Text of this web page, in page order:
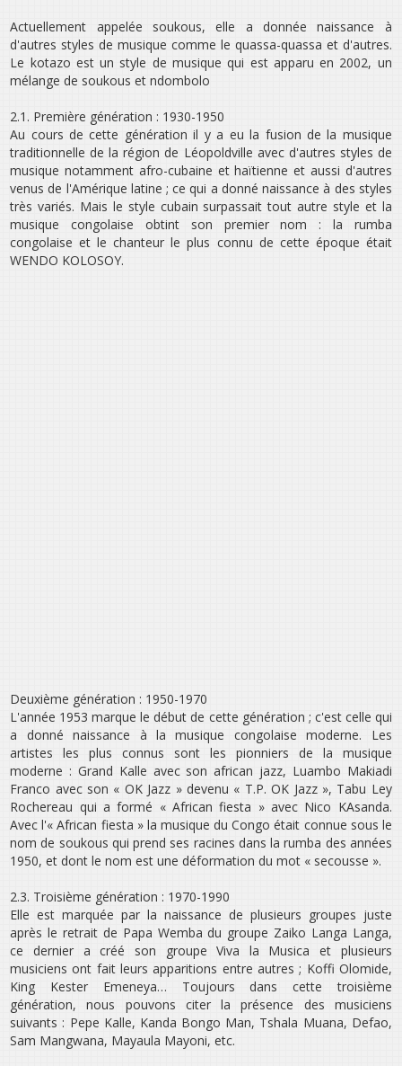
Actuellement appelée soukous, elle a donnée naissance à
d'autres styles de musique comme le quassa-quassa et d'autres.
Le kotazo est un style de musique qui est apparu en 2002, un
mélange de soukous et ndombolo
2.1. Première génération : 1930-1950
Au cours de cette génération il y a eu la fusion de la musique
traditionnelle de la région de Léopoldville avec d'autres styles de
musique notamment afro-cubaine et haïtienne et aussi d'autres
venus de l'Amérique latine ; ce qui a donné naissance à des styles
très variés. Mais le style cubain surpassait tout autre style et la
musique congolaise obtint son premier nom : la rumba
congolaise et le chanteur le plus connu de cette époque était
WENDO KOLOSOY.
Deuxième génération : 1950-1970
L'année 1953 marque le début de cette génération ; c'est celle qui
a donné naissance à la musique congolaise moderne. Les
artistes les plus connus sont les pionniers de la musique
moderne : Grand Kalle avec son african jazz, Luambo Makiadi
Franco avec son « OK Jazz » devenu « T.P. OK Jazz », Tabu Ley
Rochereau qui a formé « African fiesta » avec Nico KAsanda.
Avec l'« African fiesta » la musique du Congo était connue sous le
nom de soukous qui prend ses racines dans la rumba des années
1950, et dont le nom est une déformation du mot « secousse ».
2.3. Troisième génération : 1970-1990
Elle est marquée par la naissance de plusieurs groupes juste
après le retrait de Papa Wemba du groupe Zaiko Langa Langa,
ce dernier a créé son groupe Viva la Musica et plusieurs
musiciens ont fait leurs apparitions entre autres ; Koffi Olomide,
King Kester Emeneya… Toujours dans cette troisième
génération, nous pouvons citer la présence des musiciens
suivants : Pepe Kalle, Kanda Bongo Man, Tshala Muana, Defao,
Sam Mangwana, Mayaula Mayoni, etc.